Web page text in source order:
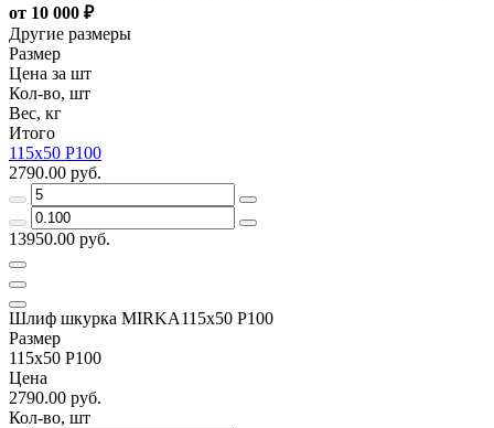
от 10 000 ₽
Другие размеры
Размер
Цена за шт
Кол-во, шт
Вес, кг
Итого
115х50 Р100
2790.00 руб.
13950.00 руб.
Шлиф шкурка MIRKA115х50 Р100
Размер
115х50 Р100
Цена
2790.00 руб.
Кол-во, шт